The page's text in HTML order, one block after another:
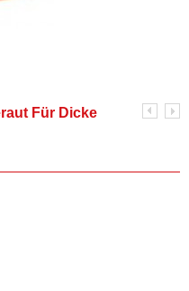
Für Dicke